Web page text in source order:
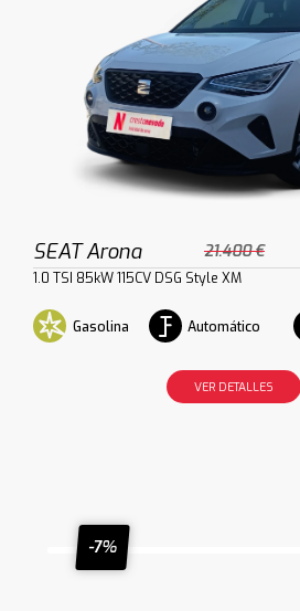
SEAT Arona 21.400 €
1.0 TSI 85kW 115CV DSG Style XM
Gasolina Automático
VER DETALLES
-7%